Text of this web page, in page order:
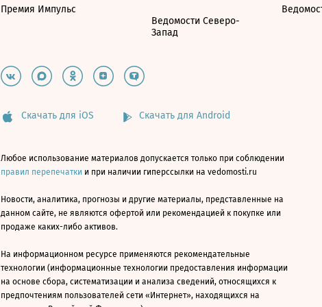
Премия Импульс
Ведомости Северо-
Запад
Скачать для iOS Скачать для Android
Любое использование материалов допускается только при соблюдении
правил перепечатки и при наличии гиперссылки на vedomosti.ru
Новости, аналитика, прогнозы и другие материалы, представленные на
данном сайте, не являются офертой или рекомендацией к покупке или
продаже каких-либо активов.
На информационном ресурсе применяются рекомендательные
технологии (информационные технологии предоставления информации
на основе сбора, систематизации и анализа сведений, относящихся к
предпочтениям пользователей сети «Интернет», находящихся на